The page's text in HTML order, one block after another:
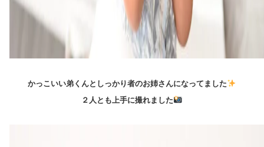
かっこいい弟くんとしっかり者のお姉さんになってました
２人とも上手に撮れました